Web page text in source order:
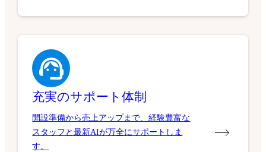
充実のサポート体制
開設準備から売上アップまで、経験豊富な
スタッフと最新AIが万全にサポートしま
す。